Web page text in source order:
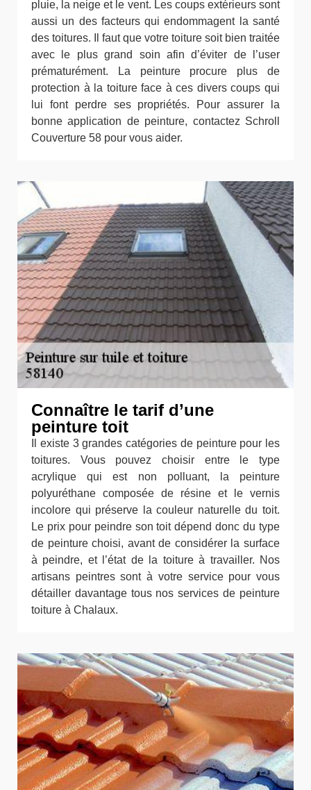
pluie, la neige et le vent. Les coups extérieurs sont
aussi un des facteurs qui endommagent la santé
des toitures. Il faut que votre toiture soit bien traitée
avec le plus grand soin afin d’éviter de l’user
prématurément. La peinture procure plus de
protection à la toiture face à ces divers coups qui
lui font perdre ses propriétés. Pour assurer la
bonne application de peinture, contactez Schroll
Couverture 58 pour vous aider.
Connaître le tarif d’une
peinture toit
Il existe 3 grandes catégories de peinture pour les
toitures. Vous pouvez choisir entre le type
acrylique qui est non polluant, la peinture
polyuréthane composée de résine et le vernis
incolore qui préserve la couleur naturelle du toit.
Le prix pour peindre son toit dépend donc du type
de peinture choisi, avant de considérer la surface
à peindre, et l’état de la toiture à travailler. Nos
artisans peintres sont à votre service pour vous
détailler davantage tous nos services de peinture
toiture à Chalaux.